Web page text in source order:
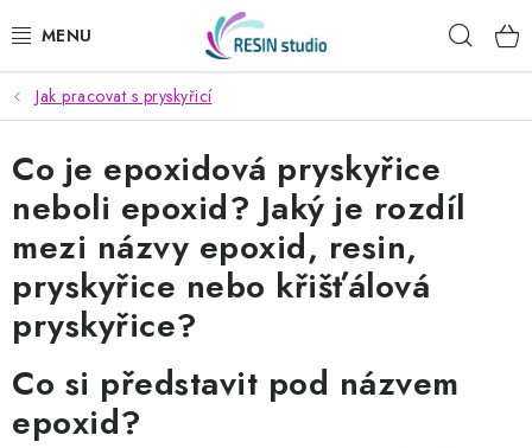
na
KREATIVNÍ SADY
PRYSKYŘICE
PRÁŠKOVÉ HMOTY
DŘEVĚNÉ STAVEBNICE
MÝDLA
Jak pracovat s pryskyřicí
Co je epoxidová pryskyřice
neboli epoxid? Jaký je rozdíl
mezi názvy epoxid, resin,
pryskyřice nebo křišťálová
pryskyřice?
Co si představit pod názvem
epoxid?